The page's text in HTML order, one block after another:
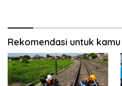
Rekomendasi untuk kamu